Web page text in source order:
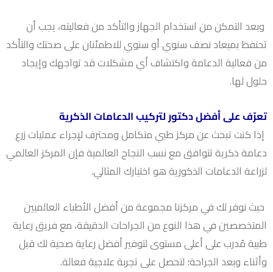
وبعد التمكن من استخدام الجهاز والتأكد من فعاليته، يجب أن
تحتفظ بميعاد نصف سنوي أو سنوي للاطمئنان على صحتك والتأكد
من فعالية الدعامة واكتشاف أي مشكلات قد تواجهك وإيجاد
حلول لها.
تعرّف على أفضل دكتور لتركيب الدعامات الذكرية
إذا كنت تبحث عن مركز طبي متكامل ومحترف لإجراء عمليات زرع
دعامة ذكرية تتوافق مع نسب النجاح العالمية فإن المركز العالمي
لزراعة الدعامات الذكورية هو اختيارك المثالي.
حيث نوفر لك في مركزنا مجموعة من أفضل الأطباء العالميين
المتخصصين في هذا النوع من الجراحات الدقيقة، مع فريق رعاية
طبية مُدرب على أعلى مستوى لتوفير أفضل رعاية صحية لك قبل
وأثناء وبعد الجراحة؛ لتحصل على تجربة علاجية فعالة.